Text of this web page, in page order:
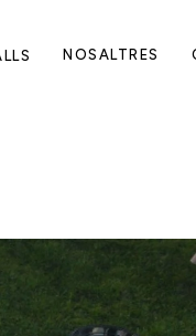
NOSALTRES